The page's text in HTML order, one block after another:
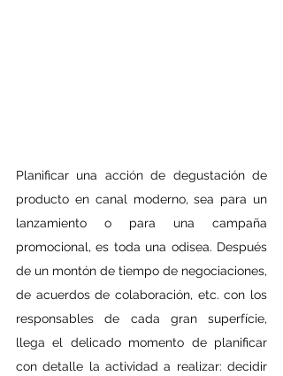
Planificar una acción de degustación de
producto en canal moderno, sea para un
lanzamiento o para una campaña
promocional, es toda una odisea. Después
de un montón de tiempo de negociaciones,
de acuerdos de colaboración, etc. con los
responsables de cada gran superfície,
llega el delicado momento de planificar
con detalle la actividad a realizar: decidir